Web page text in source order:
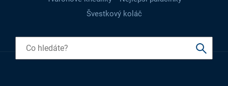
Švestkový koláč